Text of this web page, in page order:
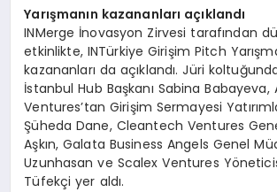
Yarışmanın kazananları açıklandı
INMerge İnovasyon Zirvesi tarafından
etkinlikte, INTürkiye Girişim Pitch
kazananları da açıklandı. Jüri
İstanbul Hub Başkanı Sabina Babayeva,
Ventures’tan Girişim Sermayesi
Şüheda Dane, Cleantech Ventures
Aşkın, Galata Business Angels Genel
Uzunhasan ve Scalex Ventures
Tüfekçi yer aldı.